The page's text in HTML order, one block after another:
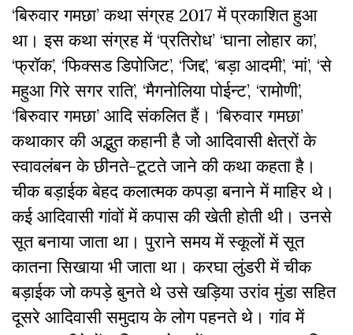
‘बिरुवार गमछा’ कथा संग्रह 2017 में प्रकाशित हुआ
था। इस कथा संग्रह में ‘प्रतिरोध’ ‘घाना लोहार का’,
‘फ्रॉक’, ‘फिक्सड डिपोजिट’, ‘जिद्द’, ‘बड़ा आदमी’, ‘मां’, ‘से
महुआ गिरे सगर राति’, ‘मैगनोलिया पोईन्ट’, ‘रामोणी’,
‘बिरुवार गमछा’ आदि संकलित हैं। ‘बिरुवार गमछा’
कथाकार की अद्भुत कहानी है जो आदिवासी क्षेत्रों के
स्वावलंबन के छीनते-टूटते जाने की कथा कहता है।
चीक बड़ाईक बेहद कलात्मक कपड़ा बनाने में माहिर थे।
कई आदिवासी गांवों में कपास की खेती होती थी। उनसे
सूत बनाया जाता था। पुराने समय में स्कूलों में सूत
कातना सिखाया भी जाता था। करघा लुंडरी में चीक
बड़ाईक जो कपड़े बुनते थे उसे खड़िया उरांव मुंडा सहित
दूसरे आदिवासी समुदाय के लोग पहनते थे। गांव में